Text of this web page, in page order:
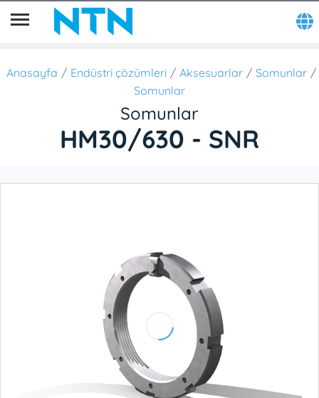
Anasayfa Endüstri çözümleri Aksesuarlar
Somunlar
Somunlar
Somunlar
HM30/630 - SNR